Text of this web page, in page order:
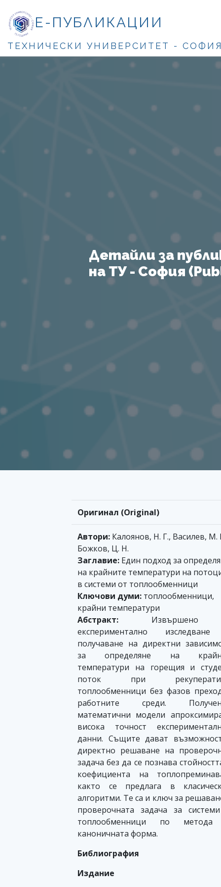
Е-ПУБЛИКАЦИИ
ТЕХНИЧЕСКИ УНИВЕРСИТЕТ -
Детайли за
на ТУ - София
Оригинал (Original)
Автори: Калоянов, Н. Г., Василев, М.
Божков, Ц. Н.
Заглавие: Един подход за
на крайните температури на
в системи от топлообменници
Ключови думи: топлообменници,
крайни температури
Абстракт:
експериментално
получаване на директни
за определяне на
температури на горещия и
поток при
топлообменници без фазов
работните среди.
математични модели
висока точност
данни. Същите дават
директно решаване на
задача без да се познава
коефициента на
както се предлага в
алгоритми. Те са и ключ за
проверочната задача за
топлообменници по
каноничната форма.
Библиография
Издание